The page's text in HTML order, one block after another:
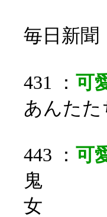
毎日新
431 ： 可
あんた
443 ： 可
鬼
女